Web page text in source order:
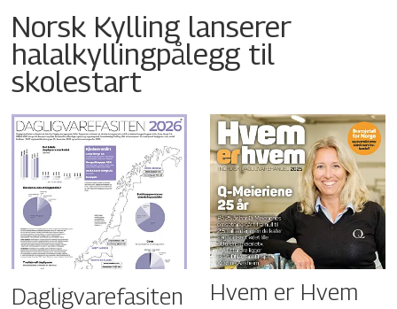
Norsk Kylling lanserer
halalkyllingpålegg til
skolestart
Dagligvarefasiten Hvem er Hvem